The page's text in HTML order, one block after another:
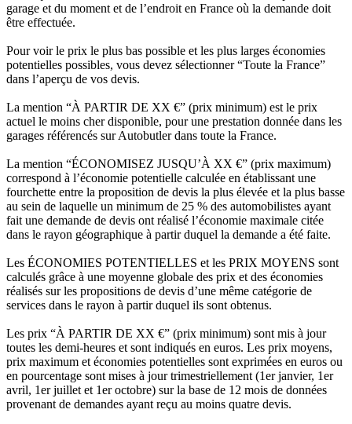
garage et du moment et de l’endroit en France où la demande doit
être effectuée.
Pour voir le prix le plus bas possible et les plus larges économies
potentielles possibles, vous devez sélectionner “Toute la France”
dans l’aperçu de vos devis.
La mention “À PARTIR DE XX €” (prix minimum) est le prix
actuel le moins cher disponible, pour une prestation donnée dans les
garages référencés sur Autobutler dans toute la France.
La mention “ÉCONOMISEZ JUSQU’À XX €” (prix maximum)
correspond à l’économie potentielle calculée en établissant une
fourchette entre la proposition de devis la plus élevée et la plus basse
au sein de laquelle un minimum de 25 % des automobilistes ayant
fait une demande de devis ont réalisé l’économie maximale citée
dans le rayon géographique à partir duquel la demande a été faite.
Les ÉCONOMIES POTENTIELLES et les PRIX MOYENS sont
calculés grâce à une moyenne globale des prix et des économies
réalisés sur les propositions de devis d’une même catégorie de
services dans le rayon à partir duquel ils sont obtenus.
Les prix “À PARTIR DE XX €” (prix minimum) sont mis à jour
toutes les demi-heures et sont indiqués en euros. Les prix moyens,
prix maximum et économies potentielles sont exprimées en euros ou
en pourcentage sont mises à jour trimestriellement (1er janvier, 1er
avril, 1er juillet et 1er octobre) sur la base de 12 mois de données
provenant de demandes ayant reçu au moins quatre devis.